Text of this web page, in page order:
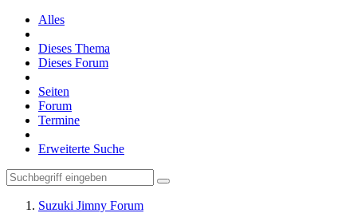
Alles
Dieses Thema
Dieses Forum
Seiten
Forum
Termine
Erweiterte Suche
Suzuki Jimny Forum